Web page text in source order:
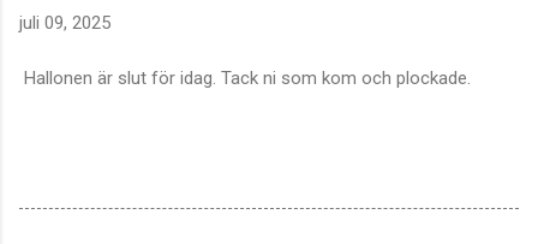
juli 09, 2025
Hallonen är slut för idag. Tack ni som kom och plockade.